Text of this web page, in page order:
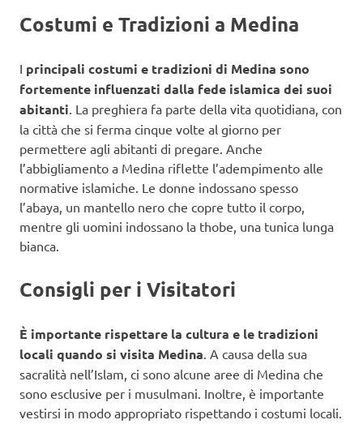
Costumi e Tradizioni a Medina
I principali costumi e tradizioni di Medina sono
fortemente influenzati dalla fede islamica dei suoi
abitanti. La preghiera fa parte della vita quotidiana, con
la città che si ferma cinque volte al giorno per
permettere agli abitanti di pregare. Anche
l’abbigliamento a Medina riflette l’adempimento alle
normative islamiche. Le donne indossano spesso
l’abaya, un mantello nero che copre tutto il corpo,
mentre gli uomini indossano la thobe, una tunica lunga
bianca.
Consigli per i Visitatori
È importante rispettare la cultura e le tradizioni
locali quando si visita Medina. A causa della sua
sacralità nell’Islam, ci sono alcune aree di Medina che
sono esclusive per i musulmani. Inoltre, è importante
vestirsi in modo appropriato rispettando i costumi locali.